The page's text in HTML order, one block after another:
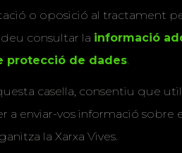
o oposició al tractament
consultar la informació
protecció de dades
casella, consentiu que
a enviar-vos informació sobre
la Xarxa Vives.